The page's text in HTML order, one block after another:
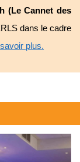
(Le Cannet des
dans le cadre
plus.